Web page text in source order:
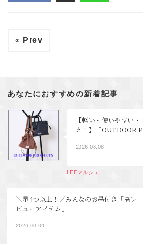
« Prev
あなたにおすすめの新着記事
【軽い・使いやすい
え！】「OUTDOOR
４つの理由
2026.08.08
LEEマルシェ
＼星4つ以上！／みんなのお墨付き「高レ
ビューアイテム」
2026.08.04